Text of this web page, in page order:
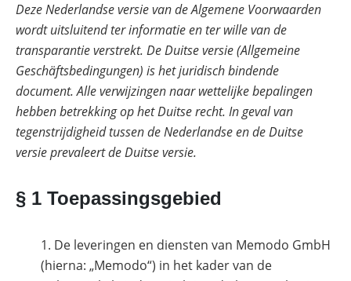
PV
opslag
Sungrow
PowerStack
ST225
commercieel
opslagsysteem
SolarEdge
krachtige
Noodstroomvoorziening
Deze Nederlandse versie van de Algemene Voorwaarden
wordt uitsluitend ter informatie en ter wille van de
transparantie verstrekt. De Duitse versie (Allgemeine
Geschäftsbedingungen) is het juridisch bindende
document. Alle verwijzingen naar wettelijke bepalingen
hebben betrekking op het Duitse recht. In geval van
tegenstrijdigheid tussen de Nederlandse en de Duitse
versie prevaleert de Duitse versie.
§ 1 Toepassingsgebied
De leveringen en diensten van Memodo GmbH
(hierna: „Memodo“) in het kader van de